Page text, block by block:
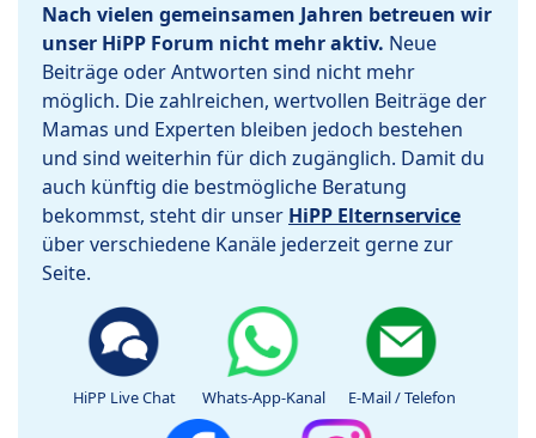
Nach vielen gemeinsamen Jahren betreuen wir
unser HiPP Forum nicht mehr aktiv. Neue
Beiträge oder Antworten sind nicht mehr
möglich. Die zahlreichen, wertvollen Beiträge der
Mamas und Experten bleiben jedoch bestehen
und sind weiterhin für dich zugänglich. Damit du
auch künftig die bestmögliche Beratung
bekommst, steht dir unser HiPP Elternservice
über verschiedene Kanäle jederzeit gerne zur
Seite.
HiPP Live Chat Whats-App-Kanal E-Mail / Telefon